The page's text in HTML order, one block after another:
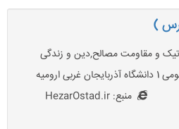
)
و مقاومت مصالح,دین و زندگی
منبع: HezarOstad.ir